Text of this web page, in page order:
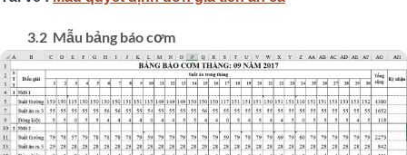
3.2 Mẫu bảng báo cơm